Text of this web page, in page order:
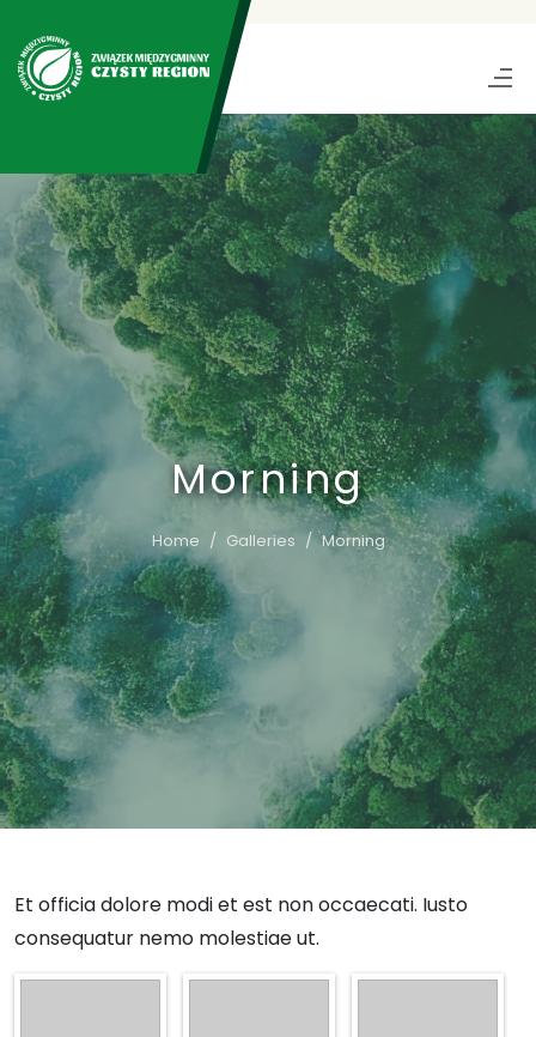
Morning
Home Galleries Morning
Et officia dolore modi et est non occaecati. Iusto
consequatur nemo molestiae ut.